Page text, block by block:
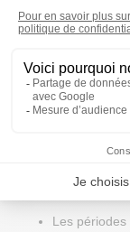
particularité de
Manager en
sur sites, le
de formations en
la différence des
trouver
Les